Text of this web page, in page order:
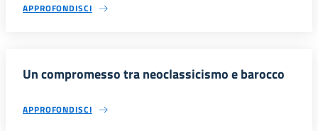
APPROFONDISCI
Un compromesso tra neoclassicismo e barocco
APPROFONDISCI